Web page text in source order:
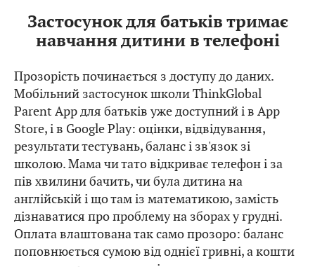
Застосунок для батьків тримає
навчання дитини в телефоні
Прозорість починається з доступу до даних.
Мобільний застосунок школи ThinkGlobal
Parent App для батьків уже доступний і в App
Store, і в Google Play: оцінки, відвідування,
результати тестувань, баланс і зв'язок зі
школою. Мама чи тато відкриває телефон і за
пів хвилини бачить, чи була дитина на
англійській і що там із математикою, замість
дізнаватися про проблему на зборах у грудні.
Оплата влаштована так само прозоро: баланс
поповнюється сумою від однієї гривні, а кошти